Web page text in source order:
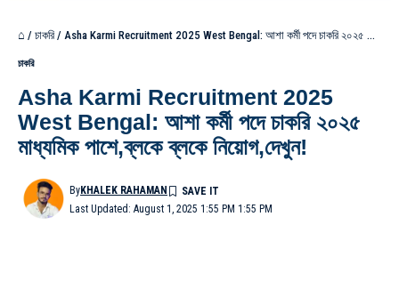
⌂ / চাকরি / Asha Karmi Recruitment 2025 West Bengal: আশা কর্মী পদে চাকরি ২০২৫ মাধ্যমিক পাশে,ব্লকে ব্লকে নিয়োগ,দেখুন!
চাকরি
Asha Karmi Recruitment 2025
West Bengal: আশা কর্মী পদে চাকরি ২০২৫
মাধ্যমিক পাশে,ব্লকে ব্লকে নিয়োগ,দেখুন!
Last Updated: August 1, 2025 1:55 PM 1:55 PM
ByKHALEK RAHAMAN